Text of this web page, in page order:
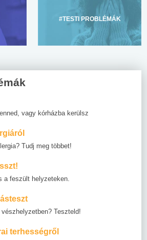
#TESTI PROBLÉMÁK
vagy kórházba kerülsz
Tudj meg többet!
a feszült helyzeteken.
Teszteld!
terhességről